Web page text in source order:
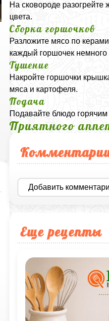
На сковороде разогрейте
цвета.
Сборка горшочков
Разложите мясо по
каждый горшочек
Тушение
Накройте горшочки
мяса и картофеля.
Подача
Подавайте блюдо
Приятного
Добавить
Еще рецепты